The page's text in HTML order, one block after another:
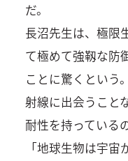
だ。
長沼先生は、極限
て極めて強靱な防
ことに驚くという
射線に出会うこと
耐性を持っている
「地球生物は宇宙